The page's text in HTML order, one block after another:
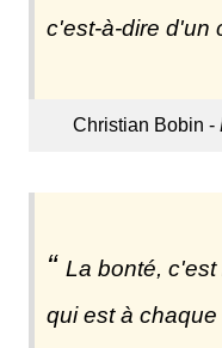
c'est-à-dire d'un
Christian Bobin -
La bonté,
qui est à